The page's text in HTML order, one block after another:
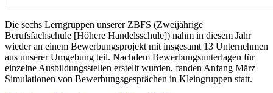
Die sechs Lerngruppen unserer ZBFS (Zweijährige
Berufsfachschule [Höhere Handelsschule]) nahm in diesem Jahr
wieder an einem Bewerbungsprojekt mit insgesamt 13 Unternehmen
aus unserer Umgebung teil. Nachdem Bewerbungsunterlagen für
einzelne Ausbildungsstellen erstellt wurden, fanden Anfang März
Simulationen von Bewerbungsgesprächen in Kleingruppen statt.